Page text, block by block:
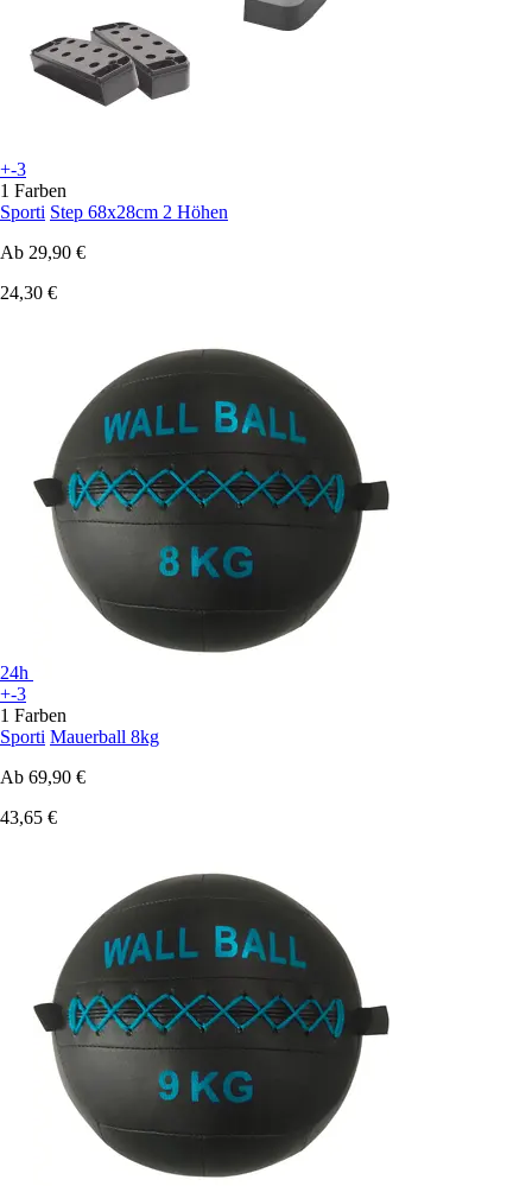
+-3
1 Farben
Sporti Step 68x28cm 2 Höhen
Ab 29,90 €
24,30 €
24h
+-3
1 Farben
Sporti Mauerball 8kg
Ab 69,90 €
43,65 €